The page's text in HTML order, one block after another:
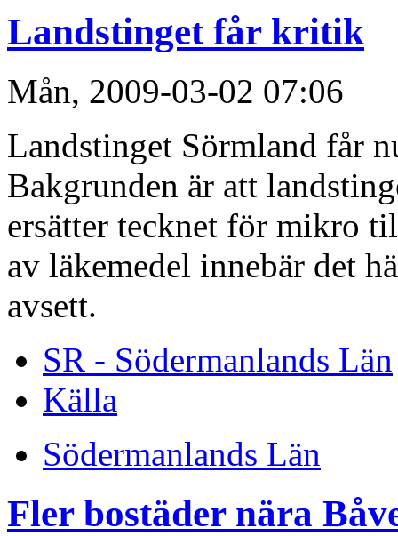
Landstinget får kritik
Mån, 2009-03-02 07:06
Landstinget Sörmland får
Bakgrunden är att
ersätter tecknet för mikro
av läkemedel innebär det
avsett.
SR - Södermanlands Län
Källa
Södermanlands Län
Fler bostäder nära